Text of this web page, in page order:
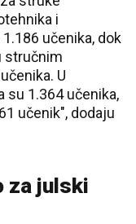
i
učenika, dok
stručnim
U
su 1.364 učenika,
učenik", dodaju
za julski